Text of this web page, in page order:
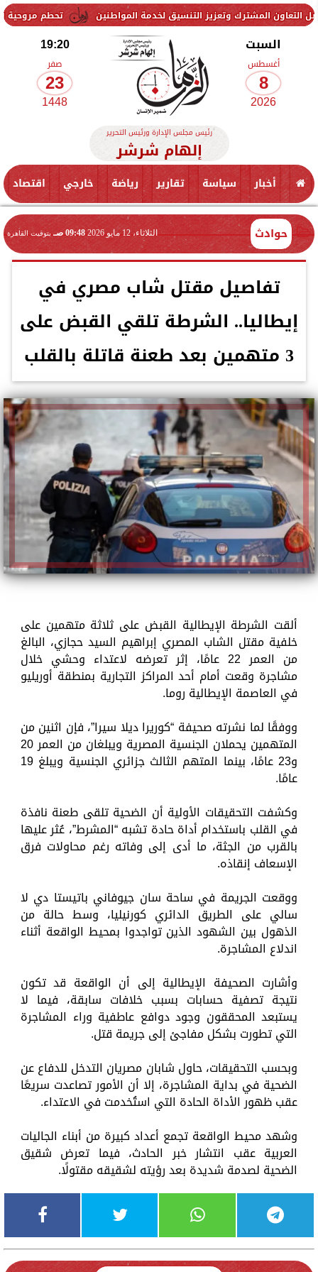
تحطم مروحية أثناء مكافحة وتعزيز التنسيق لخدمة المواطنين
السبت
أغسطس
8
2026
19:20
صفر
23
1448
رئيس مجلس الإدارة ورئيس التحرير
إلهام شرشر
أخبار سياسة تقارير رياضة خارجي اقتصاد
حوادث الثلاثاء، 12 مايو 2026 09:48 صـ بتوقيت القاهرة
تفاصيل مقتل شاب مصري في
إيطاليا.. الشرطة تلقي القبض على
3 متهمين بعد طعنة قاتلة بالقلب
ألقت الشرطة الإيطالية القبض على ثلاثة متهمين على
خلفية مقتل الشاب المصري إبراهيم السيد حجازي، البالغ
من العمر 22 عامًا، إثر تعرضه لاعتداء وحشي خلال
مشاجرة وقعت أمام أحد المراكز التجارية بمنطقة أوريليو
في العاصمة الإيطالية روما.
ووفقًا لما نشرته صحيفة “كوريرا ديلا سيرا”، فإن اثنين من
المتهمين يحملان الجنسية المصرية ويبلغان من العمر 20
و23 عامًا، بينما المتهم الثالث جزائري الجنسية ويبلغ 19
عامًا.
وكشفت التحقيقات الأولية أن الضحية تلقى طعنة نافذة
في القلب باستخدام أداة حادة تشبه “المشرط”، عُثر عليها
بالقرب من الجثة، ما أدى إلى وفاته رغم محاولات فرق
الإسعاف إنقاذه.
ووقعت الجريمة في ساحة سان جيوفاني باتيستا دي لا
سالي على الطريق الدائري كورنيليا، وسط حالة من
الذهول بين الشهود الذين تواجدوا بمحيط الواقعة أثناء
اندلاع المشاجرة.
وأشارت الصحيفة الإيطالية إلى أن الواقعة قد تكون
نتيجة تصفية حسابات بسبب خلافات سابقة، فيما لا
يستبعد المحققون وجود دوافع عاطفية وراء المشاجرة
التي تطورت بشكل مفاجئ إلى جريمة قتل.
وبحسب التحقيقات، حاول شابان مصريان التدخل للدفاع عن
الضحية في بداية المشاجرة، إلا أن الأمور تصاعدت سريعًا
عقب ظهور الأداة الحادة التي استُخدمت في الاعتداء.
وشهد محيط الواقعة تجمع أعداد كبيرة من أبناء الجاليات
العربية عقب انتشار خبر الحادث، فيما تعرض شقيق
الضحية لصدمة شديدة بعد رؤيته لشقيقه مقتولًا.